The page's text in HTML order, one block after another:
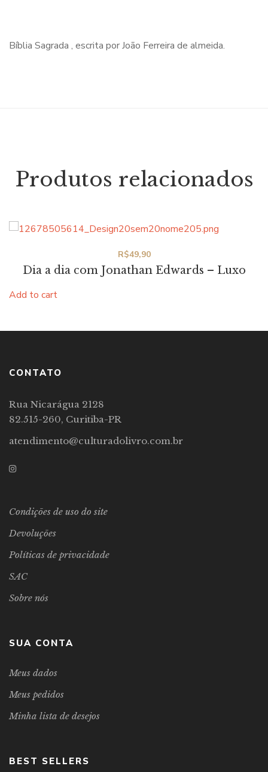
Bíblia Sagrada , escrita por João Ferreira de almeida.
Produtos relacionados
Dia a dia com Jonathan Edwards – Luxo
R$49,90
Add to cart
CONTATO
Rua Nicarágua 2128
82.515-260, Curitiba-PR
atendimento@culturadolivro.com.br
Condições de uso do site
Devoluções
Políticas de privacidade
SAC
Sobre nós
SUA CONTA
Meus dados
Meus pedidos
Minha lista de desejos
BEST SELLERS